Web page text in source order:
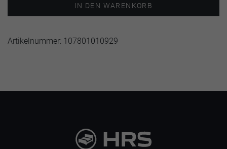
IN DEN WARENKORB
Artikelnummer: 107801010929